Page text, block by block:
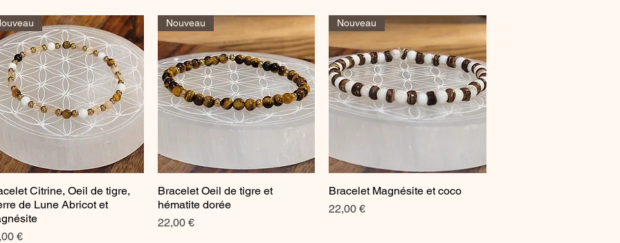
Aperçu rapide
Citrine, Oeil de tigre,
de Lune Abricot et
€
Aperçu rapide
Nouveau
Bracelet Oeil de tigre et
hématite dorée
Prix
22,00 €
Aperçu rapide
Nouveau
Bracelet Magnésite et coco
Prix
22,00 €